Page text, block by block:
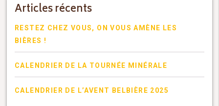
Articles récents
RESTEZ CHEZ VOUS, ON VOUS AMÈNE LES
BIÈRES !
CALENDRIER DE LA TOURNÉE MINÉRALE
CALENDRIER DE L’AVENT BELBIÈRE 2025